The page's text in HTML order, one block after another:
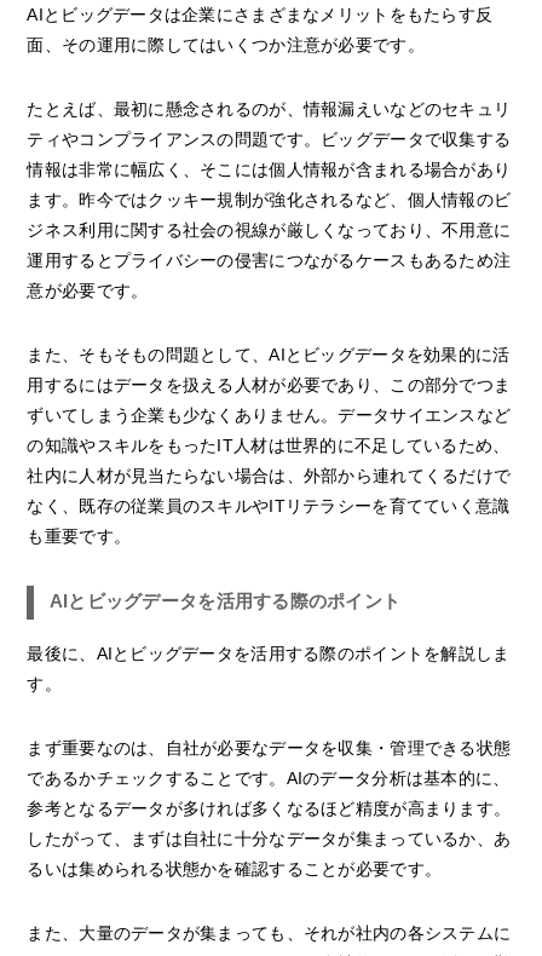
AIとビッグデータは企業にさまざまなメリットをもたらす反
面、その運用に際してはいくつか注意が必要です。
たとえば、最初に懸念されるのが、情報漏えいなどのセキュリ
ティやコンプライアンスの問題です。ビッグデータで収集する
情報は非常に幅広く、そこには個人情報が含まれる場合があり
ます。昨今ではクッキー規制が強化されるなど、個人情報のビ
ジネス利用に関する社会の視線が厳しくなっており、不用意に
運用するとプライバシーの侵害につながるケースもあるため注
意が必要です。
また、そもそもの問題として、AIとビッグデータを効果的に活
用するにはデータを扱える人材が必要であり、この部分でつま
ずいてしまう企業も少なくありません。データサイエンスなど
の知識やスキルをもったIT人材は世界的に不足しているため、
社内に人材が見当たらない場合は、外部から連れてくるだけで
なく、既存の従業員のスキルやITリテラシーを育てていく意識
も重要です。
AIとビッグデータを活用する際のポイント
最後に、AIとビッグデータを活用する際のポイントを解説しま
す。
まず重要なのは、自社が必要なデータを収集・管理できる状態
であるかチェックすることです。AIのデータ分析は基本的に、
参考となるデータが多ければ多くなるほど精度が高まります。
したがって、まずは自社に十分なデータが集まっているか、あ
るいは集められる状態かを確認することが必要です。
また、大量のデータが集まっても、それが社内の各システムに